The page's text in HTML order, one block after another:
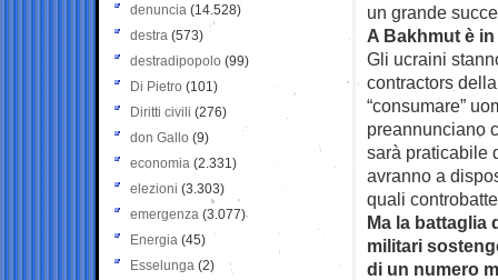
un grande
A Bakhmut è
Gli ucraini
contractors
“consumare”
preannunciano
sarà praticabile
avranno a
quali
Ma la battaglia
militari
di un numero
denuncia (14.528)
destra (573)
destradipopolo (99)
Di Pietro (101)
Diritti civili (276)
don Gallo (9)
economia (2.331)
elezioni (3.303)
emergenza (3.077)
Energia (45)
Esselunga (2)